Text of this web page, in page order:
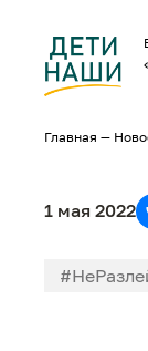
Главная —
1 мая 2022